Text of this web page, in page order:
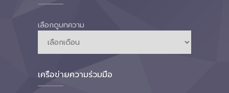
เลือกดูบทความ
เครือข่ายความร่วมมือ